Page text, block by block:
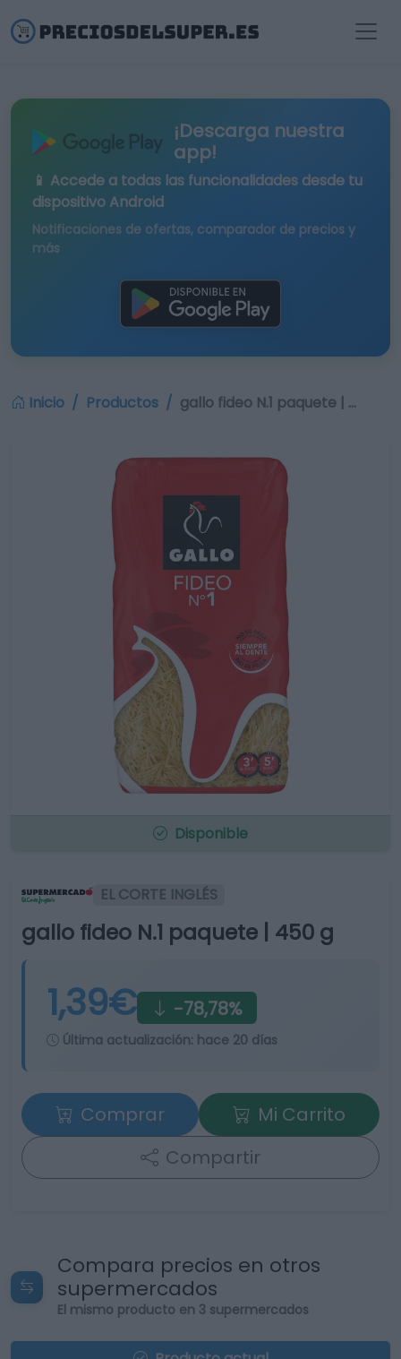
¡Descarga nuestra
app!
📱 Accede a todas las funcionalidades desde tu
dispositivo Android
Notificaciones de ofertas, comparador de precios y
más
Inicio Productos gallo fideo N.1 paquete | …
Disponible
EL CORTE INGLÉS
gallo fideo N.1 paquete | 450 g
1,39€ -78,78%
Última actualización: hace 20 días
Comprar
Mi Carrito
Compartir
Compara precios en otros
supermercados
El mismo producto en 3 supermercados